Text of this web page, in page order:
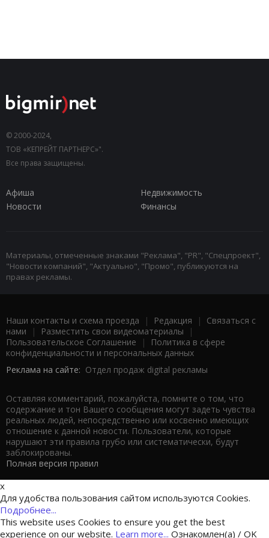
© 2000-2024,
ТОВ «КЕПРЕЙТ ПАРТНЕРС»".
Все права защищены.
Афиша
Недвижимость
Новости
Финансы
Материалы, отмеченные знаками "Реклама", "PR", "Спецпроект",
"Новости компаний", "Актуально", "Промо", публикуются на
правах рекламы.
Наши контакты и схема проезда | Редакция | Связаться с
нами | Разместить свои видеоматериалы |
Пользовательское Соглашение |
Политика в сфере
конфиденциальности и персональных данных
Реклама на сайте: Отдел продаж digital рекламы
Оставляя комментарий, пожалуйста, помните о том, что
содержание и тон Вашего сообщения могут задеть чувства
реальных людей, непосредственно или косвенно имеющих
отношение к данной новости. Пользователи, которые
нарушают эти правила грубо или систематически, будут
заблокированы.
Полная версия правил
x
Для удобства пользования сайтом используются Cookies.
Подробнее...
This website uses Cookies to ensure you get the best
experience on our website. Learn more... Ознакомлен(а) / OK